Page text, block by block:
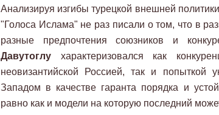
Анализируя изгибы турецкой внешней
"Голоса Ислама" не раз писали о том, что в
разные предпочтения союзников и
Давутоглу характеризовался как
неовизантийской Россией, так и попыткой
Западом в качестве гаранта порядка и
равно как и модели на которую последний